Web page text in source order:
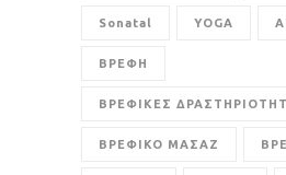
Sonatal YOGA
ΒΡΕΦΗ
ΒΡΕΦΙΚΕΣ
ΒΡΕΦΙΚΟ ΜΑΣΑΖ